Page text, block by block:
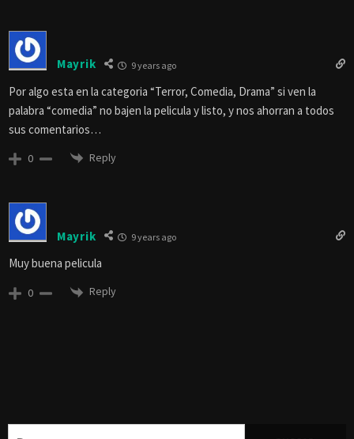
Mayrik 9 years ago
Por algo esta en la categoria “Terror, Comedia, Drama” si ven la
palabra “comedia” no bajen la pelicula y listo, y nos ahorran a todos
sus comentarios…
0 Reply
Mayrik 9 years ago
Muy buena pelicula
0 Reply